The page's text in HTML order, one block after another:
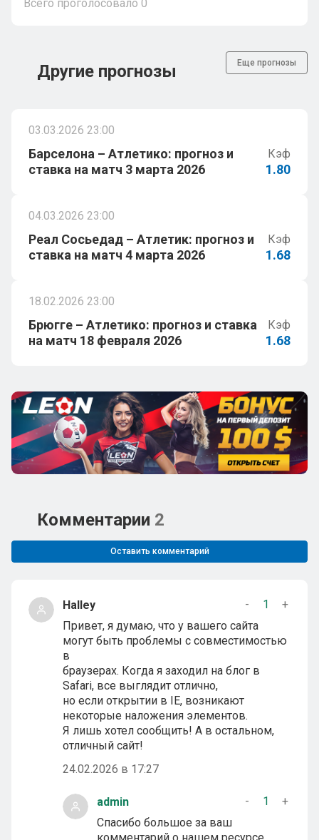
Всего проголосовало 0
Другие прогнозы Еще прогнозы
03.03.2026 23:00
Барселона – Атлетико: прогноз и
ставка на матч 3 марта 2026
Кэф
1.80
04.03.2026 23:00
Реал Сосьедад – Атлетик: прогноз и
ставка на матч 4 марта 2026
Кэф
1.68
18.02.2026 23:00
Брюгге – Атлетико: прогноз и ставка
на матч 18 февраля 2026
Кэф
1.68
Комментарии 2
Оставить комментарий
Halley - 1
+
Привет, я думаю, что у вашего сайта
могут быть проблемы с совместимостью
в
браузерах. Когда я заходил на блог в
Safari, все выглядит отлично,
но если открытии в IE, возникают
некоторые наложения элементов.
Я лишь хотел сообщить! А в остальном,
отличный сайт!
24.02.2026 в 17:27
admin - 1
+
Спасибо большое за ваш
комментарий о нашем ресурсе.